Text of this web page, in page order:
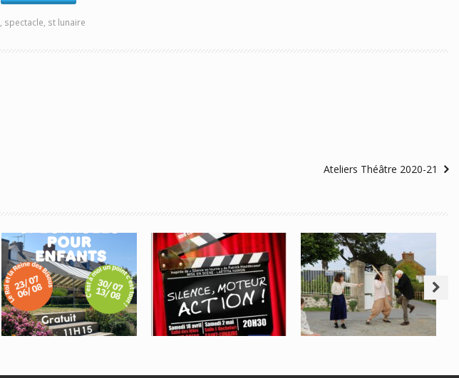
, spectacle, st lunaire
Ateliers Théâtre 2020-21
Le Roi Et La
Reine Des Bisous
Ou A La
Recherche De La
(vraie) Reine
Représentations
« Silence,
Moteur, Action »
Visite
Théâtralisée
Saint-Briac Le 12
AOUT 2025 19H
RESERVATIO
N OFFICE DU
DE DINARD